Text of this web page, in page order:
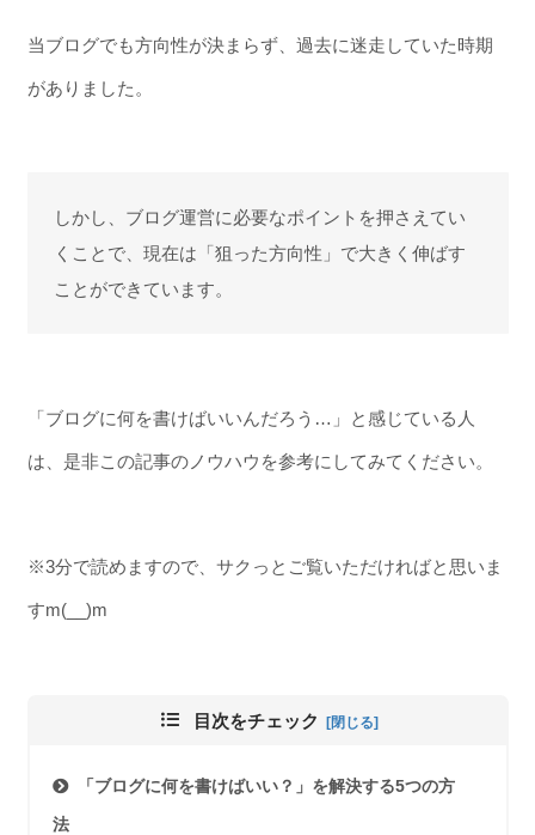
当ブログでも方向性が決まらず、過去に迷走していた時期
がありました。
しかし、ブログ運営に必要なポイントを押さえてい
くことで、現在は「狙った方向性」で大きく伸ばす
ことができています。
「ブログに何を書けばいいんだろう…」と感じている人
は、是非この記事のノウハウを参考にしてみてください。
※3分で読めますので、サクっとご覧いただければと思いま
すm(__)m
目次をチェック
「ブログに何を書けばいい？」を解決する5つの方
法